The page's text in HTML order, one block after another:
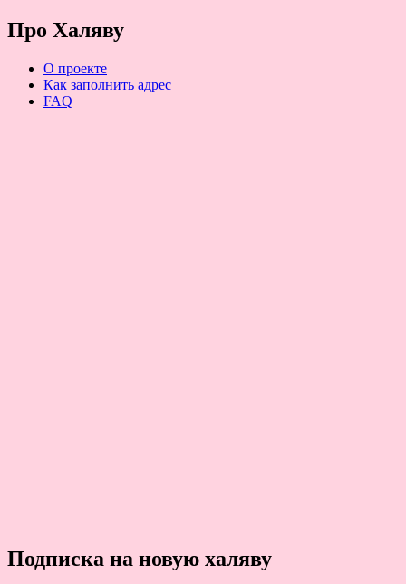
Про Халяву
О проекте
Как заполнить адрес
FAQ
Подписка на новую халяву